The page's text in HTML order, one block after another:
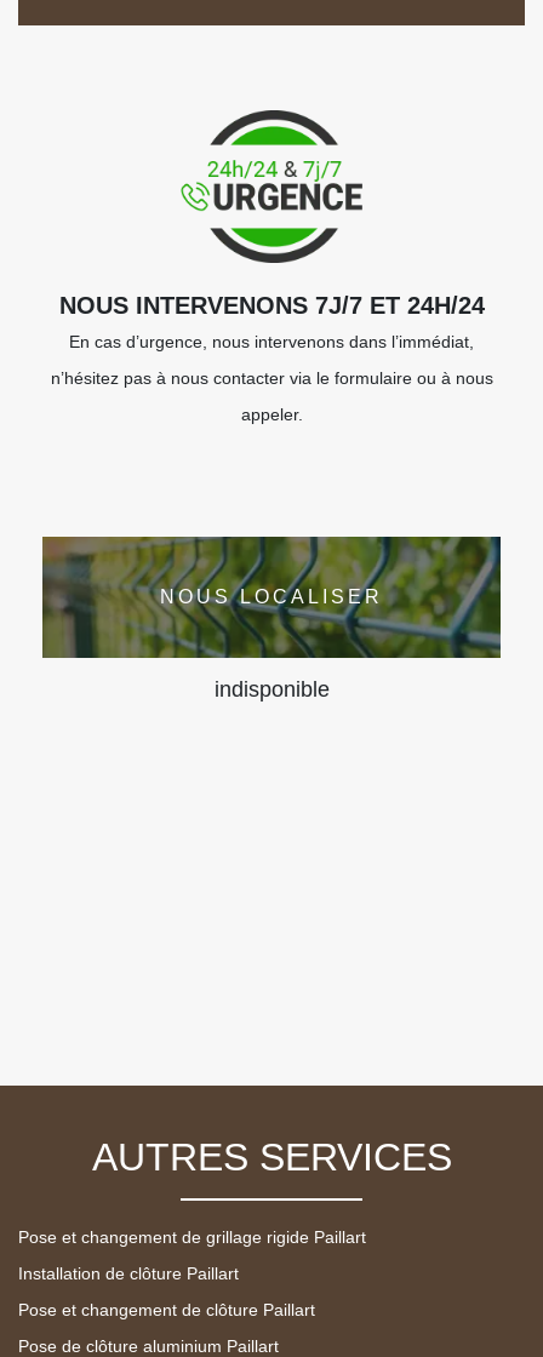
NOUS INTERVENONS 7J/7 ET 24H/24
En cas d’urgence, nous intervenons dans l’immédiat,
n’hésitez pas à nous contacter via le formulaire ou à nous
appeler.
NOUS LOCALISER
indisponible
AUTRES SERVICES
Pose et changement de grillage rigide Paillart
Installation de clôture Paillart
Pose et changement de clôture Paillart
Pose de clôture aluminium Paillart